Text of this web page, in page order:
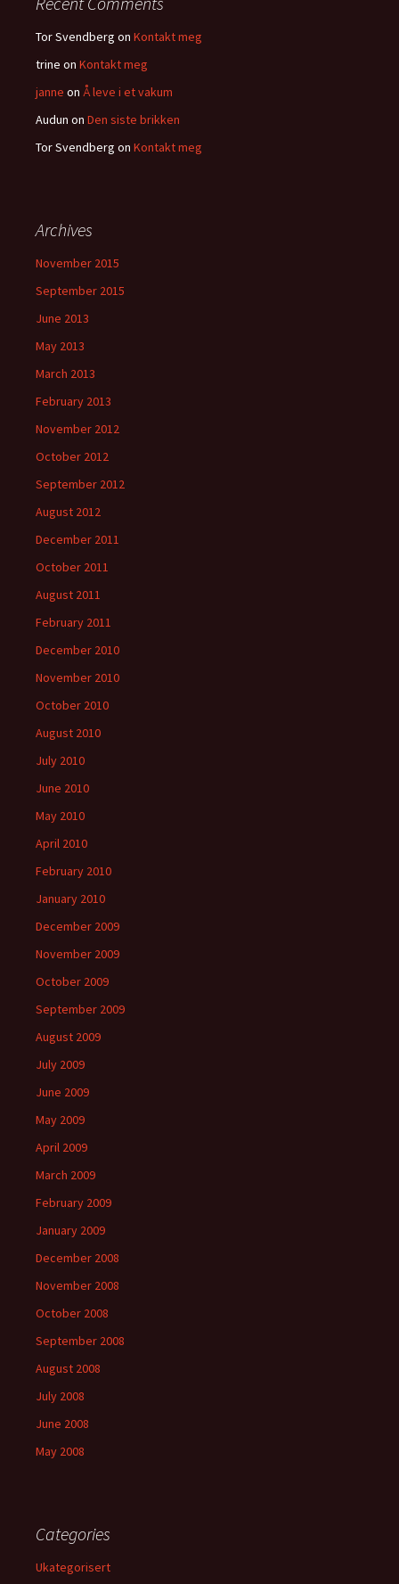
Tor Svendberg on Kontakt meg
trine on Kontakt meg
janne on Å leve i et vakum
Audun on Den siste brikken
Tor Svendberg on Kontakt meg
Archives
November 2015
September 2015
June 2013
May 2013
March 2013
February 2013
November 2012
October 2012
September 2012
August 2012
December 2011
October 2011
August 2011
February 2011
December 2010
November 2010
October 2010
August 2010
July 2010
June 2010
May 2010
April 2010
February 2010
January 2010
December 2009
November 2009
October 2009
September 2009
August 2009
July 2009
June 2009
May 2009
April 2009
March 2009
February 2009
January 2009
December 2008
November 2008
October 2008
September 2008
August 2008
July 2008
June 2008
May 2008
Categories
Ukategorisert